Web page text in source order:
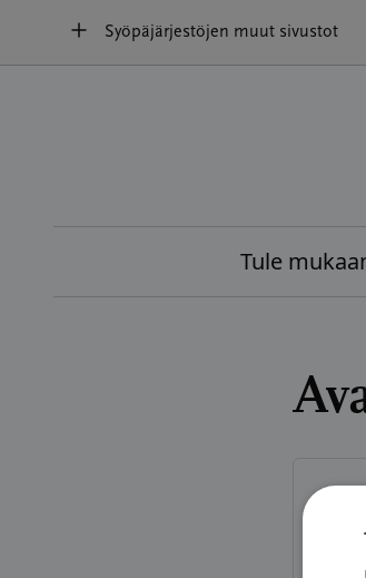
sisältöön
Syöpäjärjestöjen muut sivustot
Tule